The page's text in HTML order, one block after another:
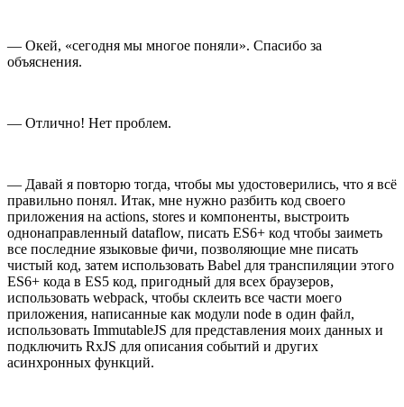
— Окей, «сегодня мы многое поняли». Спасибо за
объяснения.
— Отлично! Нет проблем.
— Давай я повторю тогда, чтобы мы удостоверились, что я всё
правильно понял. Итак, мне нужно разбить код своего
приложения на actions, stores и компоненты, выстроить
однонаправленный dataflow, писать ES6+ код чтобы заиметь
все последние языковые фичи, позволяющие мне писать
чистый код, затем использовать Babel для транспиляции этого
ES6+ кода в ES5 код, пригодный для всех браузеров,
использовать webpack, чтобы склеить все части моего
приложения, написанные как модули node в один файл,
использовать ImmutableJS для представления моих данных и
подключить RxJS для описания событий и других
асинхронных функций.